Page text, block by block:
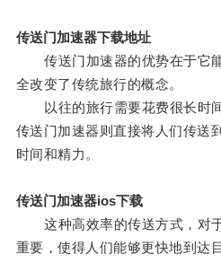
传送门加速器下载地址
传送门加速器的优势在于它
全改变了传统旅行的概念。
以往的旅行需要花费很长时
传送门加速器则直接将人们传送
时间和精力。
传送门加速器ios下载
这种高效率的传送方式，对
重要，使得人们能够更快地到达